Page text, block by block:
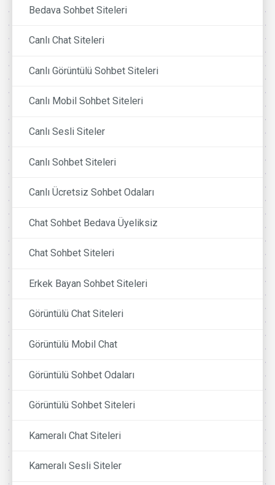
Bedava Sohbet Siteleri
Canlı Chat Siteleri
Canlı Görüntülü Sohbet Siteleri
Canlı Mobil Sohbet Siteleri
Canlı Sesli Siteler
Canlı Sohbet Siteleri
Canlı Ücretsiz Sohbet Odaları
Chat Sohbet Bedava Üyeliksiz
Chat Sohbet Siteleri
Erkek Bayan Sohbet Siteleri
Görüntülü Chat Siteleri
Görüntülü Mobil Chat
Görüntülü Sohbet Odaları
Görüntülü Sohbet Siteleri
Kameralı Chat Siteleri
Kameralı Sesli Siteler